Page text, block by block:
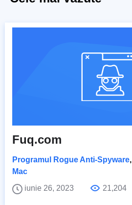
Fuq.com
Programul Rogue Anti-Spyware,
Mac
iunie 26, 2023
21,204